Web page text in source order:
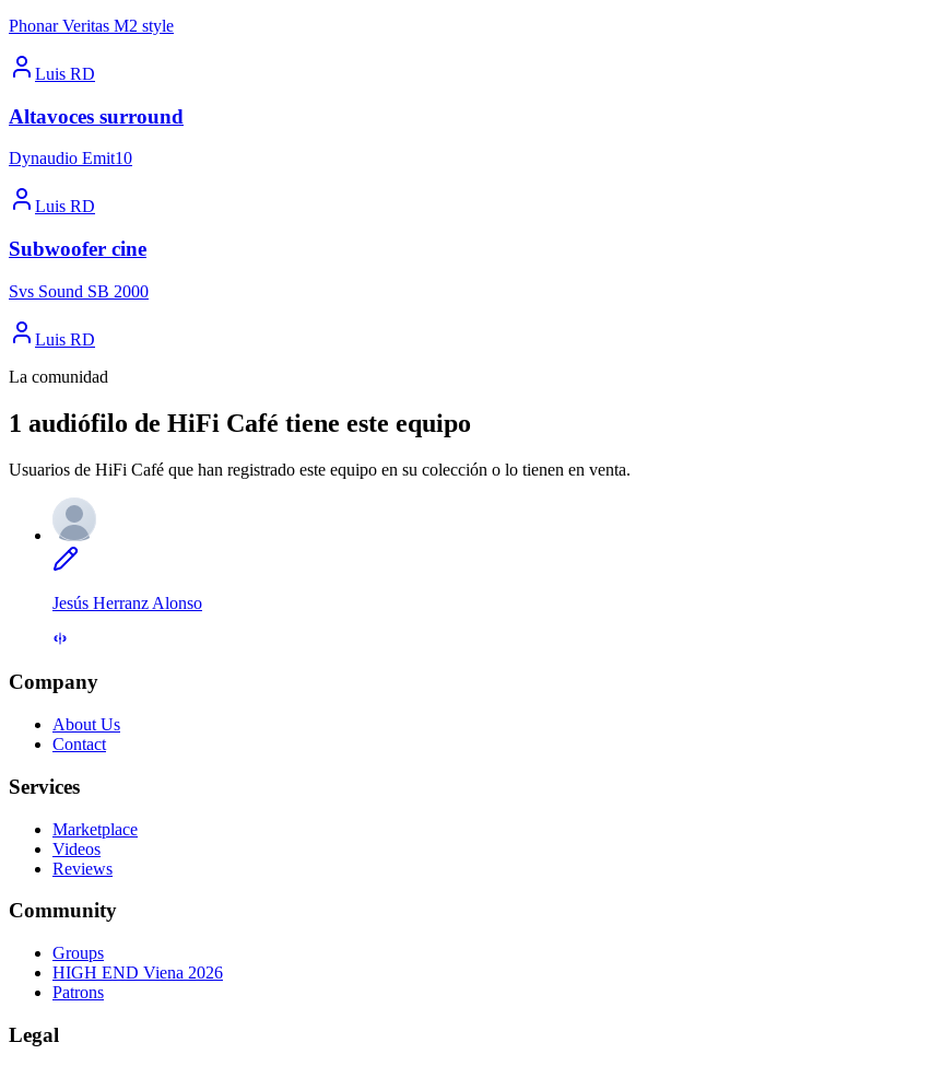
Phonar Veritas M2 style
Luis RD
Altavoces surround
Dynaudio Emit10
Luis RD
Subwoofer cine
Svs Sound SB 2000
Luis RD
La comunidad
1 audiófilo de HiFi Café tiene este equipo
Usuarios de HiFi Café que han registrado este equipo en su colección o lo tienen en venta.
Jesús Herranz Alonso
Company
About Us
Contact
Services
Marketplace
Videos
Reviews
Community
Groups
HIGH END Viena 2026
Patrons
Legal